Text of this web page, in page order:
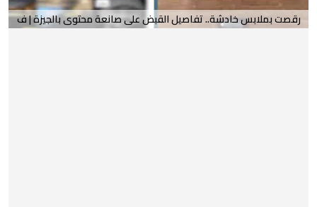
رقصت بملابس خادشة.. تفاصيل القبض على صانعة محتوى بالجيزة | ف